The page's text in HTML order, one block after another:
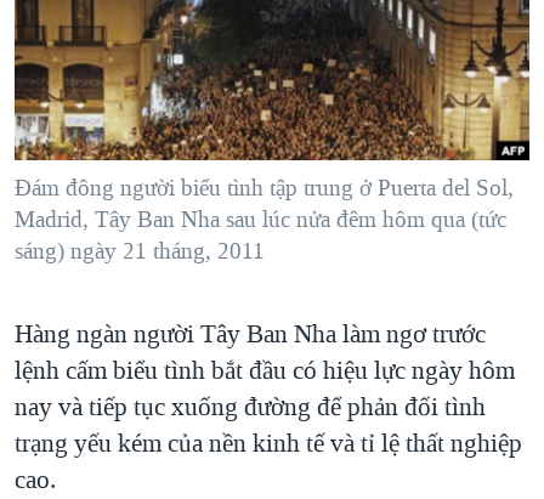
"Tìm"NGƯỜI VIỆT HẢI NGOẠI
ĐỜI SỐNG
KINH TẾ
KHOA HỌC
SỨC KHOẺ
VĂN HOÁ
GIÁO DỤC
HÀNH TRÌNH BẦU CỬ 2024
MỘT NĂM CHIẾN TRANH TẠI DẢI GAZA
GIẢI MÃ VÀNH ĐAI & CON ĐƯỜNG
NGÀY TỊ NẠN THẾ GIỚI
TRỊNH VĨNH BÌNH - NGƯỜI HẠ 'BÊN THẮNG CUỘC'
GROUND ZERO – XƯA VÀ NAY
CÁC GIÁ TRỊ CỘNG HÒA Ở VIỆT NAM
THƯỢNG ĐỈNH TRUMP-KIM TẠI VIỆT NAM
TRỊNH VĨNH BÌNH VS. CHÍNH PHỦ VIỆT NAM
NGƯ DÂN VIỆT VÀ LÀN SÓNG TRỘM HẢI SÂM
VIDEO
NGHE
MẠNG XÃ HỘI
Ngôn ngữ khác
Ðám đông người biểu tình tập trung ở Puerta del Sol,
Madrid, Tây Ban Nha sau lúc nửa đêm hôm qua (tức
sáng) ngày 21 tháng, 2011
Hàng ngàn người Tây Ban Nha làm ngơ trước
lệnh cấm biểu tình bắt đầu có hiệu lực ngày hôm
nay và tiếp tục xuống đường để phản đối tình
trạng yếu kém của nền kinh tế và tỉ lệ thất nghiệp
cao.